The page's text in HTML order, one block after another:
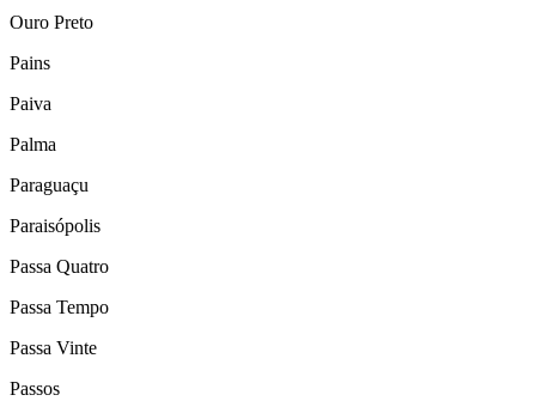
Ouro Preto
Pains
Paiva
Palma
Paraguaçu
Paraisópolis
Passa Quatro
Passa Tempo
Passa Vinte
Passos